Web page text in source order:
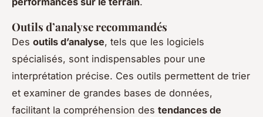
Outils d’analyse recommandés
Des outils d’analyse, tels que les logiciels
spécialisés, sont indispensables pour une
interprétation précise. Ces outils permettent de trier
et examiner de grandes bases de données,
facilitant la compréhension des tendances de